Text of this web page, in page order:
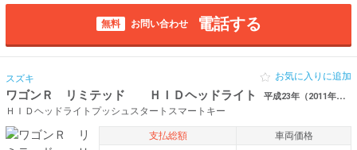
無料 お問い合わせ 電話する
スズキ
ワゴンＲ リミテッド ＨＩＤヘッドライト 平成23年（2011年） 10.8万km 香川県高松市
ＨＩＤヘッドライトプッシュスタートスマートキー
お気に入りに追加
支払総額 車両価格